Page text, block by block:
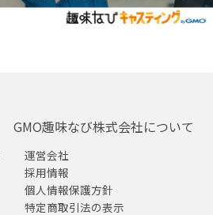
GMO趣味なび株式会社について
運営会社
採用情報
個人情報保護方針
特定商取引法の表示